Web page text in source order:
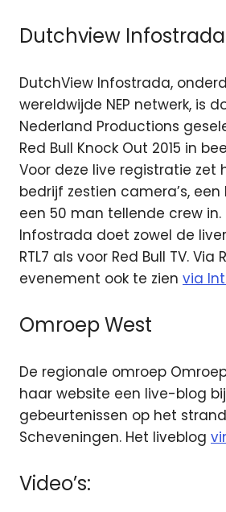
Dutchview Infostrada
DutchView Infostrada,
wereldwijde NEP netwerk, is
Nederland Productions
Red Bull Knock Out 2015 in
Voor deze live registratie zet
bedrijf zestien camera’s,
een 50 man tellende crew
Infostrada doet zowel de
RTL7 als voor Red Bull TV. Via
evenement ook te zien via
Omroep West
De regionale omroep
haar website een live-blog
gebeurtenissen op het
Scheveningen. Het liveblog
Video’s: